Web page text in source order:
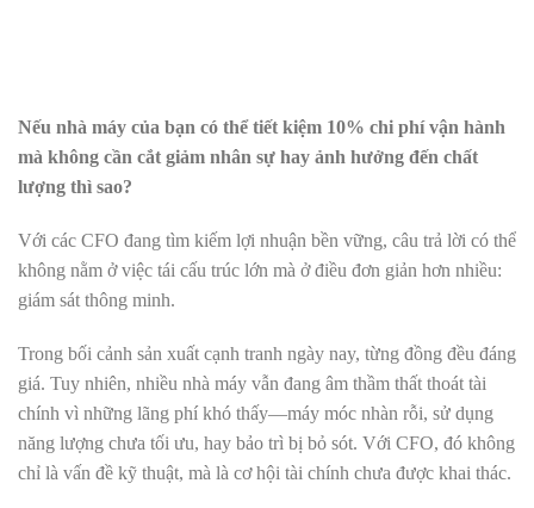
Nếu nhà máy của bạn có thể tiết kiệm 10% chi phí vận hành
mà không cần cắt giảm nhân sự hay ảnh hưởng đến chất
lượng thì sao?
Với các CFO đang tìm kiếm lợi nhuận bền vững, câu trả lời có thể
không nằm ở việc tái cấu trúc lớn mà ở điều đơn giản hơn nhiều:
giám sát thông minh.
Trong bối cảnh sản xuất cạnh tranh ngày nay, từng đồng đều đáng
giá. Tuy nhiên, nhiều nhà máy vẫn đang âm thầm thất thoát tài
chính vì những lãng phí khó thấy—máy móc nhàn rỗi, sử dụng
năng lượng chưa tối ưu, hay bảo trì bị bỏ sót. Với CFO, đó không
chỉ là vấn đề kỹ thuật, mà là cơ hội tài chính chưa được khai thác.